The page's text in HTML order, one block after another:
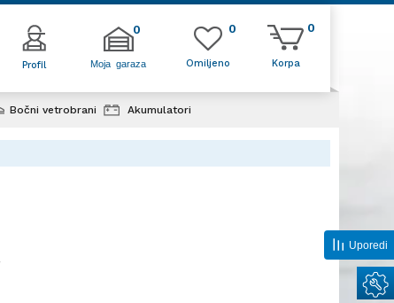
Profil Moja garaza
0
Korpa
0
Omiljeno
0
Bočni vetrobrani Akumulatori
Uporedi